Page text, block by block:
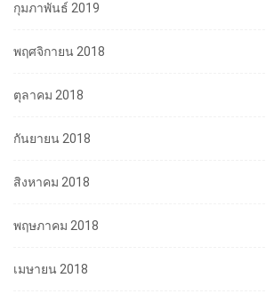
กุมภาพันธ์ 2019
พฤศจิกายน 2018
ตุลาคม 2018
กันยายน 2018
สิงหาคม 2018
พฤษภาคม 2018
เมษายน 2018